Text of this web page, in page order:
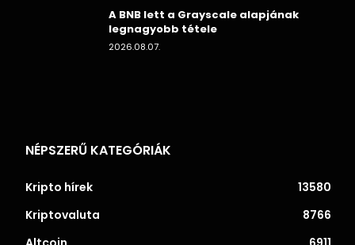
A BNB lett a Grayscale alapjának
legnagyobb tétele
2026.08.07.
NÉPSZERŰ KATEGÓRIÁK
Kripto hírek
13580
Kriptovaluta
8766